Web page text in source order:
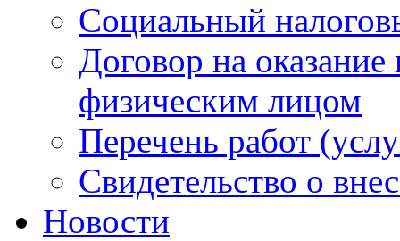
Социальный
Договор на
физическим лицом
Перечень работ
Свидетельство о
Новости